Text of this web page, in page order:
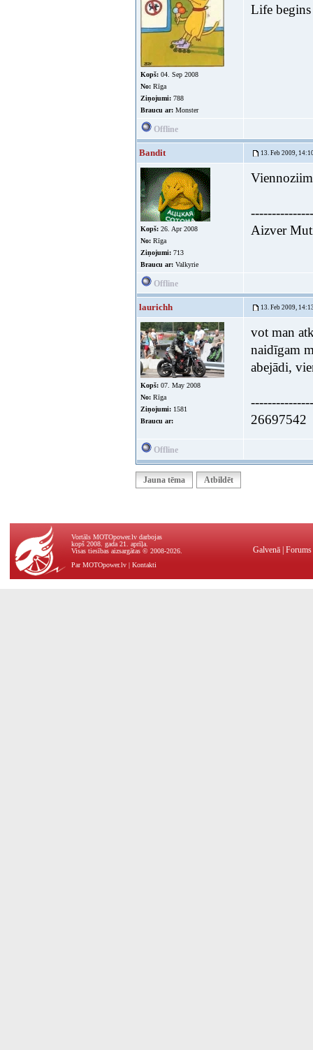
Kopš: 04. Sep 2008
No: Rīga
Ziņojumi: 788
Braucu ar: Monster
Life
Offline
Bandit 13. Feb 2009,
Kopš: 26. Apr 2008
No: Rīga
Ziņojumi: 713
Braucu ar: Valkyrie
Aizver
Offline
laurichh 13. Feb 2009,
Kopš: 07. May 2008
No: Rīga
Ziņojumi: 1581
Braucu ar:
vot man
naidīgam
abejādi,
26697542
Offline
Jauna tēma Atbildēt
Vortāls MOTOpower.lv darbojas
kopš 2008. gada 21. aprīļa.
Visas tiesības aizsargātas © 2008-2026.
Par MOTOpower.lv | Kontakti
Galvenā Forums